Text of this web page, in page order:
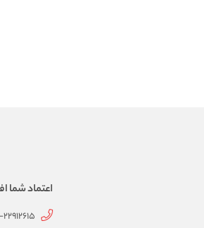
اعتماد شما
22912615